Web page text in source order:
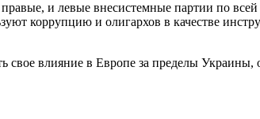
и левые внесистемные партии по
коррупцию и олигархов в качестве
влияние в Европе за пределы Украины,